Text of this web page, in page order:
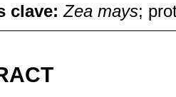
clave:Zea mays;